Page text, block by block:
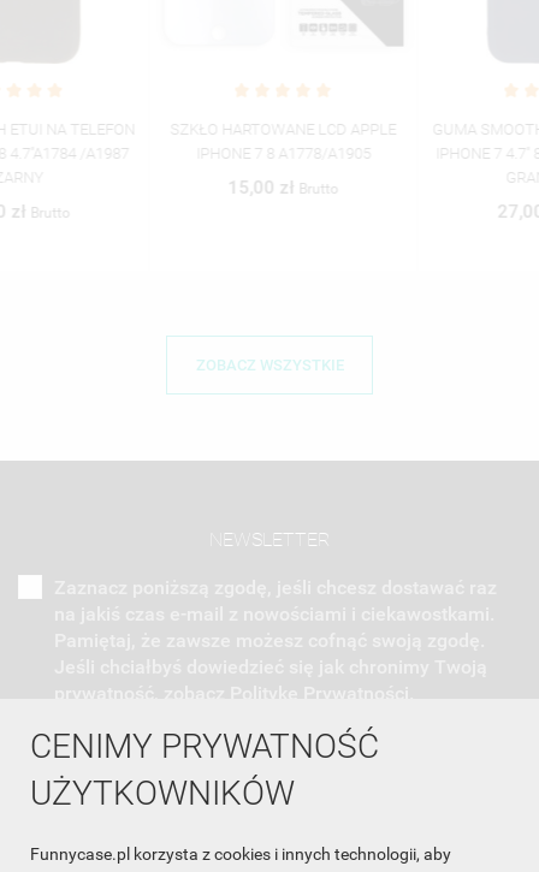
CENIMY PRYWATNOŚĆ
UŻYTKOWNIKÓW
Funnycase.pl korzysta z cookies i innych technologii, aby
SZKŁO HARTOWANE LCD APPLE
IPHONE 7 8 A1778/A1905
GUMA SMOOTH ETUI NA TELEFON
IPHONE 7 4.7'' 8 4.7'' A1784 /A1987
ZOBACZ WSZYSTKIE
NEWSLETTER
INFORMACJA O SKLEPIE